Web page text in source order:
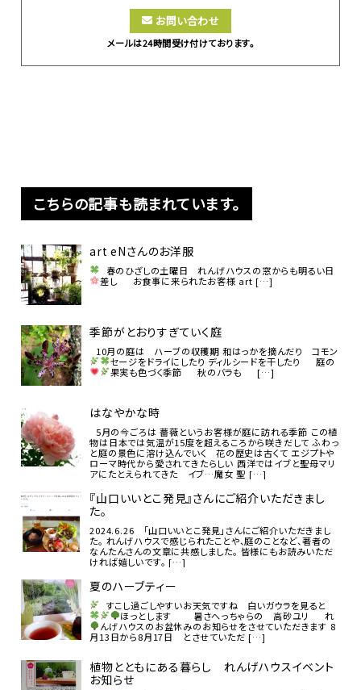
お問い合わせ
メールは24時間受け付けております。
こちらの記事も読まれています。
art eNさんのお洋服
春のひざしの土曜日
れんげハウスの窓からも明るい日
差しお食事に来られたお客様 art […]
季節がとおりすぎていく庭
10月の庭は ハーブの収穫期 和はっかを摘んだり コモン
セージをドライにしたり ディルシードを干したり
庭の
果実も色づく季節 秋のバラも […]
はなやかな時
5月の今ごろは 薔薇というお客様が庭に訪れる季節 この植
物は日本では気温が15度を超えるころから咲きだして ふわっ
と庭の景色に溶け込んでいく 花の歴史は古くて エジプトや
ローマ時代から愛されてきたらしい 西洋ではイブと聖母マリ
アにたとえられてきた イブ…魔女 聖 […]
『山口いいとこ発見』さんにご紹介いただきまし
た。
2024.6.26 「山口いいとこ発見」さんにご紹介いただきまし
た。 れんげハウスで感じられたことや、庭のことなど、著者の
なんたんさんの文章に共感しました。 皆様にもお読みいただ
ければ嬉しいです。 […]
夏のハーブティー
すこし過ごしやすいお天気ですね 白いガウラを見ると
ほっとします 暑さへっちゃらの 高砂ユリ
れ
んげハウスのお盆休みのお知らせをさせていただきます 8
月13日から8月17日 とさせていただ […]
植物とともにある暮らし れんげハウスイベント
お知らせ